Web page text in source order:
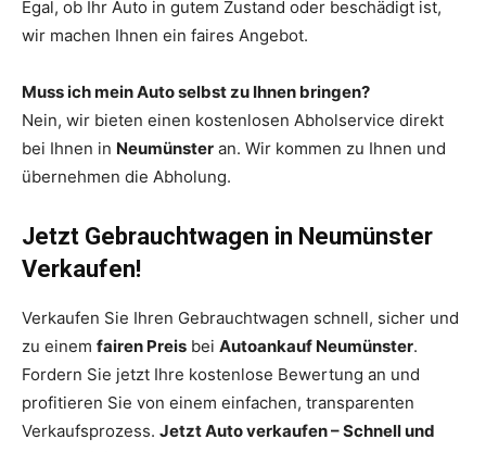
Egal, ob Ihr Auto in gutem Zustand oder beschädigt ist,
wir machen Ihnen ein faires Angebot.
Muss ich mein Auto selbst zu Ihnen bringen?
Nein, wir bieten einen kostenlosen Abholservice direkt
bei Ihnen in Neumünster an. Wir kommen zu Ihnen und
übernehmen die Abholung.
Jetzt Gebrauchtwagen in Neumünster
Verkaufen!
Verkaufen Sie Ihren Gebrauchtwagen schnell, sicher und
zu einem fairen Preis bei Autoankauf Neumünster.
Fordern Sie jetzt Ihre kostenlose Bewertung an und
profitieren Sie von einem einfachen, transparenten
Verkaufsprozess. Jetzt Auto verkaufen – Schnell und